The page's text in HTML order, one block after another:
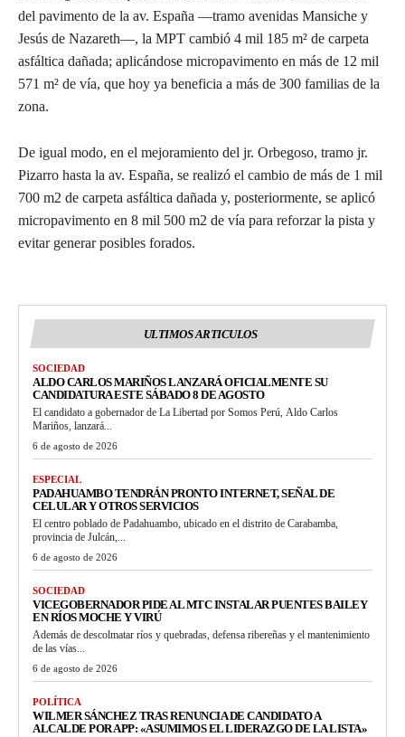
del pavimento de la av. España —tramo avenidas Mansiche y
Jesús de Nazareth—, la MPT cambió 4 mil 185 m² de carpeta
asfáltica dañada; aplicándose micropavimento en más de 12 mil
571 m² de vía, que hoy ya beneficia a más de 300 familias de la
zona.
De igual modo, en el mejoramiento del jr. Orbegoso, tramo jr.
Pizarro hasta la av. España, se realizó el cambio de más de 1 mil
700 m2 de carpeta asfáltica dañada y, posteriormente, se aplicó
micropavimento en 8 mil 500 m2 de vía para reforzar la pista y
evitar generar posibles forados.
ULTIMOS ARTICULOS
SOCIEDAD
ALDO CARLOS MARIÑOS LANZARÁ OFICIALMENTE SU
CANDIDATURA ESTE SÁBADO 8 DE AGOSTO
El candidato a gobernador de La Libertad por Somos Perú, Aldo Carlos
Mariños, lanzará...
6 de agosto de 2026
ESPECIAL
PADAHUAMBO TENDRÁN PRONTO INTERNET, SEÑAL DE
CELULAR Y OTROS SERVICIOS
El centro poblado de Padahuambo, ubicado en el distrito de Carabamba,
provincia de Julcán,...
6 de agosto de 2026
SOCIEDAD
VICEGOBERNADOR PIDE AL MTC INSTALAR PUENTES BAILEY
EN RÍOS MOCHE Y VIRÚ
Además de descolmatar ríos y quebradas, defensa ribereñas y el mantenimiento
de las vías...
6 de agosto de 2026
POLÍTICA
WILMER SÁNCHEZ TRAS RENUNCIA DE CANDIDATO A
ALCALDE POR APP: «ASUMIMOS EL LIDERAZGO DE LA LISTA»